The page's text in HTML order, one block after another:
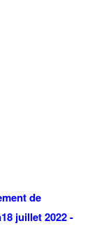
de
18 juillet 2022 -